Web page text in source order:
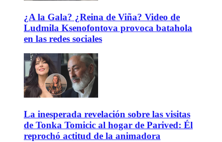
¿A la Gala? ¿Reina de Viña? Video de
Ludmila Ksenofontova provoca batahola
en las redes sociales
La inesperada revelación sobre las visitas
de Tonka Tomicic al hogar de Parived: Él
reprochó actitud de la animadora